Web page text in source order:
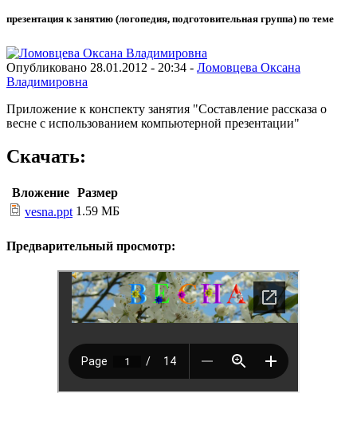
презентация к занятию (логопедия, подготовительная группа) по теме
Опубликовано 28.01.2012 - 20:34 - Ломовцева Оксана
Владимировна
Приложение к конспекту занятия "Составление рассказа о
весне с использованием компьютерной презентации"
Скачать:
Вложение Размер
vesna.ppt 1.59 МБ
Предварительный просмотр: